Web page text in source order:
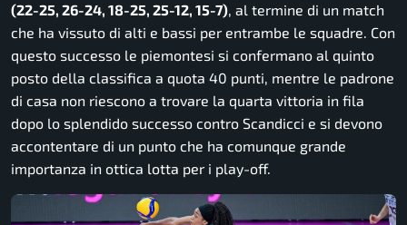
(22-25, 26-24, 18-25, 25-12, 15-7), al termine di un match
che ha vissuto di alti e bassi per entrambe le squadre. Con
questo successo le piemontesi si confermano al quinto
posto della classifica a quota 40 punti, mentre le padrone
di casa non riescono a trovare la quarta vittoria in fila
dopo lo splendido successo contro Scandicci e si devono
accontentare di un punto che ha comunque grande
importanza in ottica lotta per i play-off.